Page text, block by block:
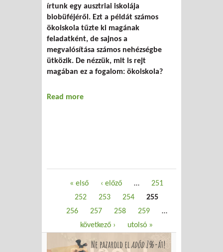
írtunk egy ausztriai iskolája
biobüféjéről. Ezt a példát számos
ökoiskola tűzte ki magának
feladatként, de sajnos a
megvalósítása számos nehézségbe
ütközik. De nézzük, mit is rejt
magában ez a fogalom: ökoiskola?
Read more
Oldalak« első ‹ előző …
251
252
253 254
255
256
257 258 259
…
következő ›
utolsó »